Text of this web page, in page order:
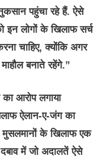
पहुंचा रहे हैं. ऐसे
इन लोगों के खिलाफ सर्च
चाहिए, क्योंकि अगर
बनाते रहेंगे.”
आरोप लगाया
ऐलान-ए-जंग का
मुसलमानों के खिलाफ एक
में जो अदालतें ऐसे